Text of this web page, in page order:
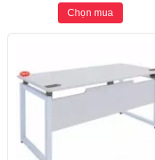
Chọn mua